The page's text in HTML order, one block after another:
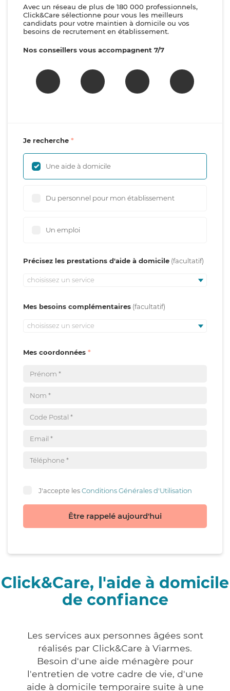
Avec un réseau de plus de 180 000 professionnels,
Click&Care sélectionne pour vous les meilleurs
candidats pour votre maintien à domicile ou vos
besoins de recrutement en établissement.
Nos conseillers vous accompagnent 7/7
Je recherche
Une aide à domicile
Du personnel pour mon établissement
Un emploi
Précisez les prestations d'aide à domicile
choisissez un service
Mes besoins complémentaires
choisissez un service
Mes coordonnées
J'accepte lesConditions Générales d'Utilisation
Être rappelé aujourd'hui
Click&Care, l'aide à domicile
de confiance
Les services aux personnes âgées sont
réalisés par Click&Care à Viarmes.
Besoin d'une aide ménagère pour
l'entretien de votre cadre de vie, d'une
aide à domicile temporaire suite à une